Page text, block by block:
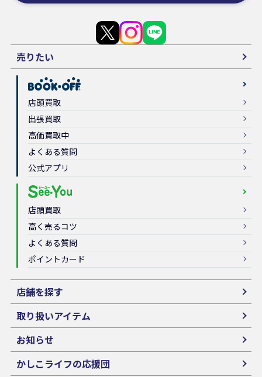
売りたい
店頭買取
出張買取
高価買取中
よくある質問
公式アプリ
店頭買取
高く売るコツ
よくある質問
ポイントカード
店舗を探す
取り扱いアイテム
お知らせ
かしこライフの応援団